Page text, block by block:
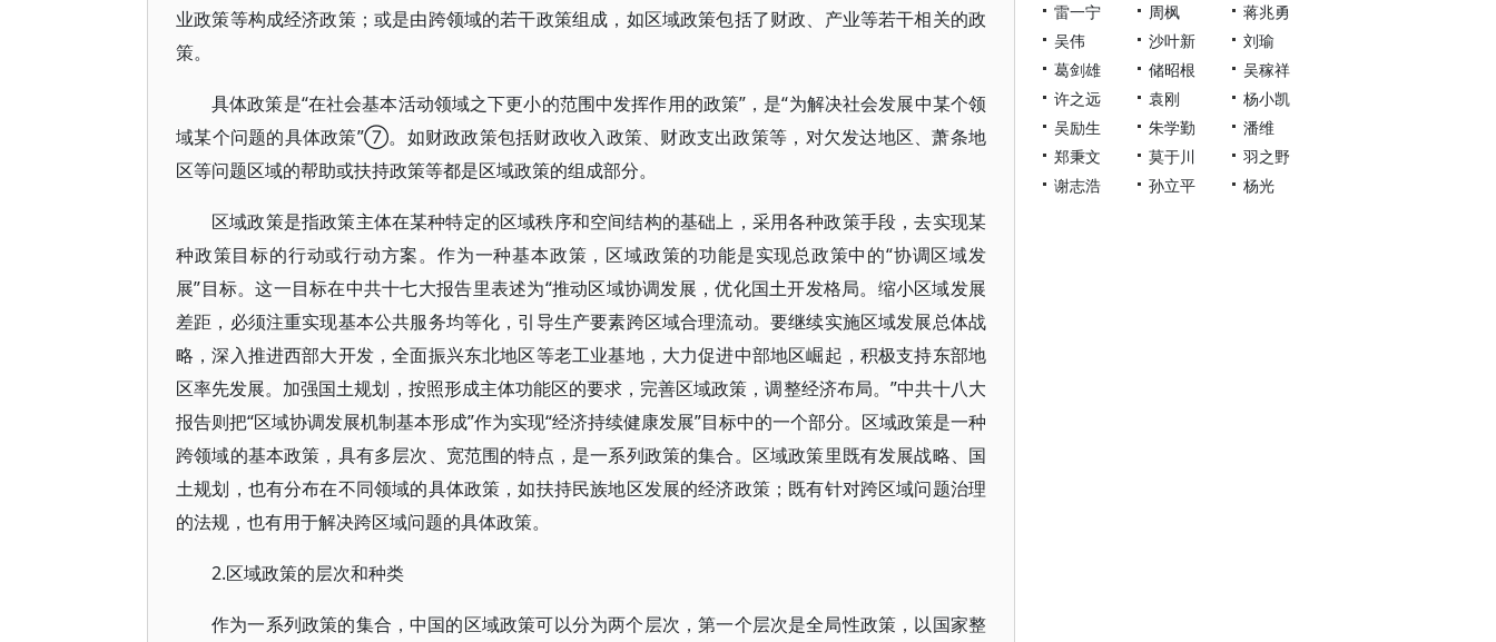
业政策等构成经济政策；或是由跨领域的若干政策组成，如区域政策包括了财政、产业等若干相关的政
策。
具体政策是“在社会基本活动领域之下更小的范围中发挥作用的政策”，是“为解决社会发展中某个领
域某个问题的具体政策”⑦。如财政政策包括财政收入政策、财政支出政策等，对欠发达地区、萧条地
区等问题区域的帮助或扶持政策等都是区域政策的组成部分。
区域政策是指政策主体在某种特定的区域秩序和空间结构的基础上，采用各种政策手段，去实现某
种政策目标的行动或行动方案。作为一种基本政策，区域政策的功能是实现总政策中的“协调区域发
展”目标。这一目标在中共十七大报告里表述为“推动区域协调发展，优化国土开发格局。缩小区域发展
差距，必须注重实现基本公共服务均等化，引导生产要素跨区域合理流动。要继续实施区域发展总体战
略，深入推进西部大开发，全面振兴东北地区等老工业基地，大力促进中部地区崛起，积极支持东部地
区率先发展。加强国土规划，按照形成主体功能区的要求，完善区域政策，调整经济布局。”中共十八大
报告则把“区域协调发展机制基本形成”作为实现“经济持续健康发展”目标中的一个部分。区域政策是一种
跨领域的基本政策，具有多层次、宽范围的特点，是一系列政策的集合。区域政策里既有发展战略、国
土规划，也有分布在不同领域的具体政策，如扶持民族地区发展的经济政策；既有针对跨区域问题治理
的法规，也有用于解决跨区域问题的具体政策。
2.区域政策的层次和种类
作为一系列政策的集合，中国的区域政策可以分为两个层次，第一个层次是全局性政策，以国家整
雷一宁
周枫
蒋兆勇
吴伟
沙叶新
刘瑜
葛剑雄
储昭根
吴稼祥
许之远
袁刚
杨小凯
吴励生
朱学勤
潘维
郑秉文
莫于川
羽之野
谢志浩
孙立平 杨光